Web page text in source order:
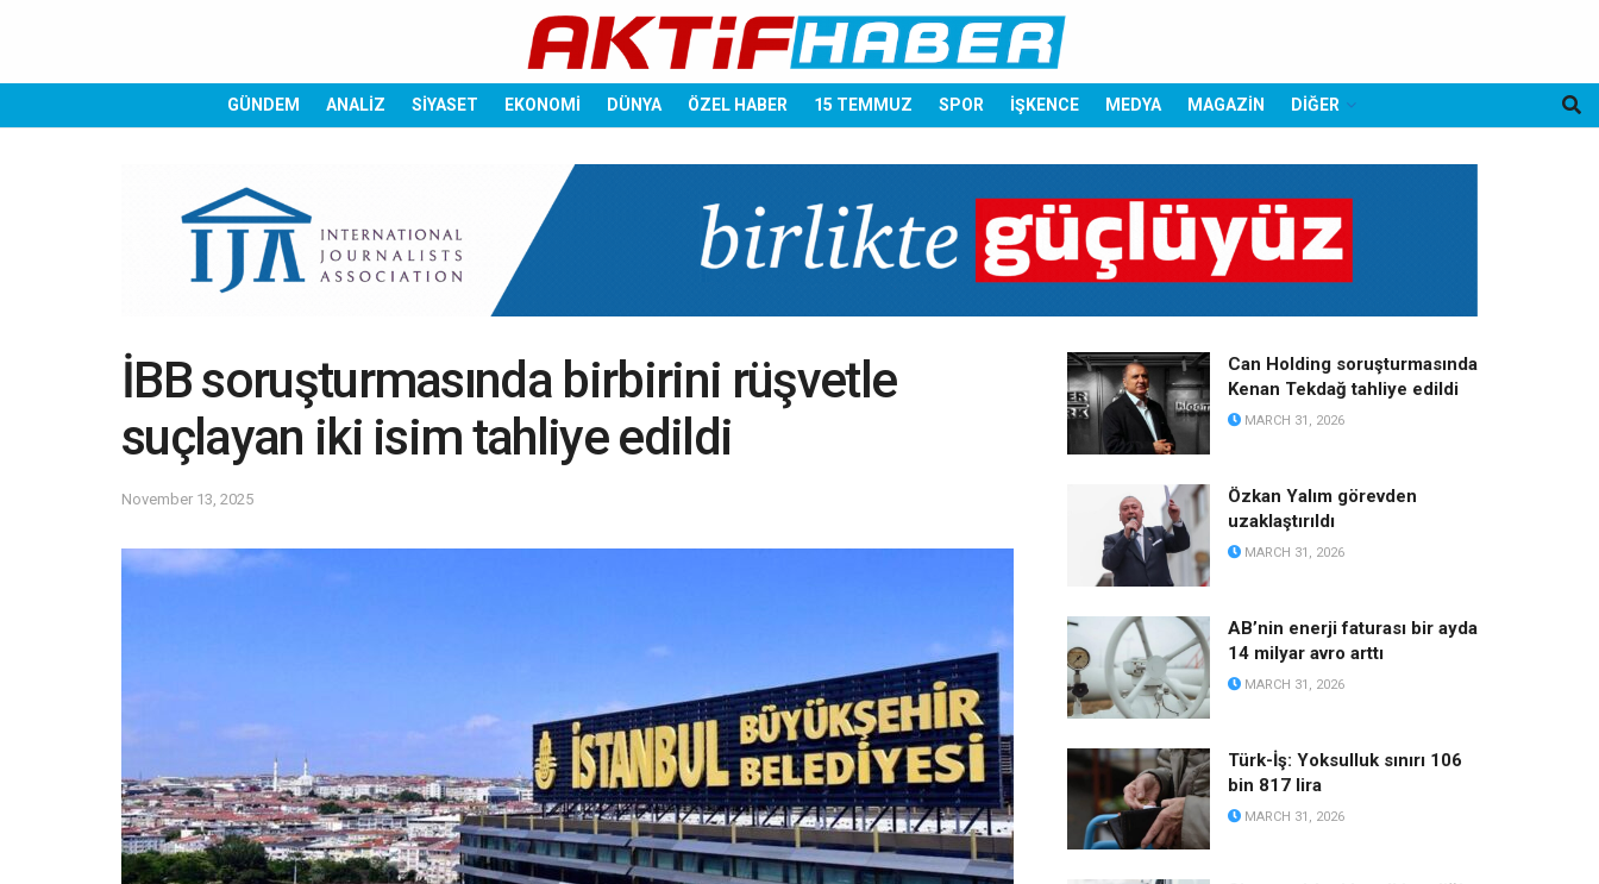
GÜNDEM ANALİZ SİYASET EKONOMİ DÜNYA ÖZEL HABER 15 TEMMUZ SPOR İŞKENCE MEDYA MAGAZİN DİĞER
İBB soruşturmasında birbirini rüşvetle
suçlayan iki isim tahliye edildi
November 13, 2025
Can Holding soruşturmasında
Kenan Tekdağ tahliye edildi
MARCH 31, 2026
Özkan Yalım görevden
uzaklaştırıldı
MARCH 31, 2026
AB’nin enerji faturası bir ayda
14 milyar avro arttı
MARCH 31, 2026
Türk-İş: Yoksulluk sınırı 106
bin 817 lira
MARCH 31, 2026